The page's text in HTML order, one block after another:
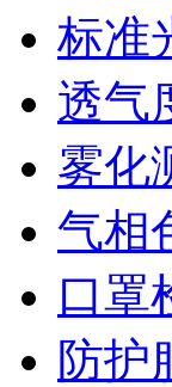
标准
透气
雾化
气相
口罩
防护